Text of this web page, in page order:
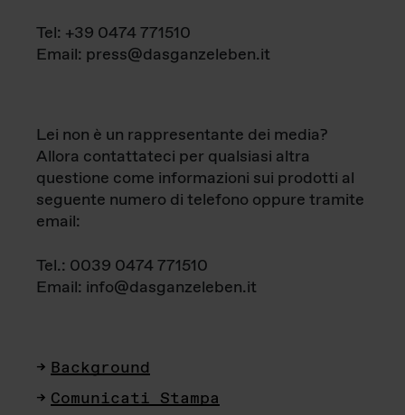
Tel: +39 0474 771510
Email: press@dasganzeleben.it
Lei non è un rappresentante dei media?
Allora contattateci per qualsiasi altra
questione come informazioni sui prodotti al
seguente numero di telefono oppure tramite
email:
Tel.: 0039 0474 771510
Email: info@dasganzeleben.it
Background
Comunicati Stampa